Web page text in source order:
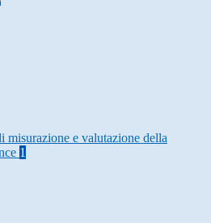
misurazione e valutazione della
1